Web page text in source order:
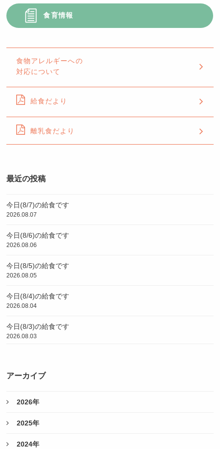
食育情報
食物アレルギーへの
対応について
給食だより
離乳食だより
最近の投稿
今日(8/7)の給食です
2026.08.07
今日(8/6)の給食です
2026.08.06
今日(8/5)の給食です
2026.08.05
今日(8/4)の給食です
2026.08.04
今日(8/3)の給食です
2026.08.03
アーカイブ
2026年
2025年
2024年